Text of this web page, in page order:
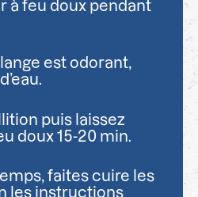
à feu doux pendant
est odorant,
puis laissez
doux 15-20 min.
faites cuire les
les instructions